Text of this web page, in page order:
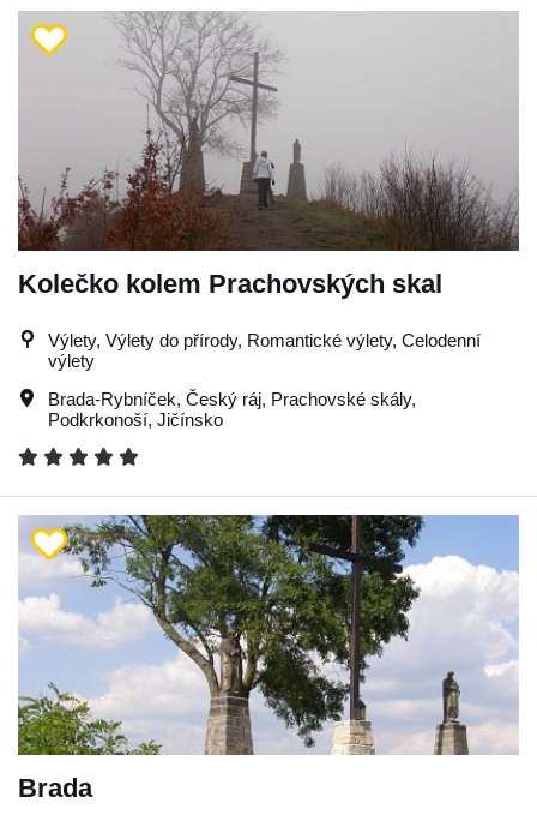
Kolečko kolem Prachovských skal
Výlety, Výlety do přírody, Romantické výlety, Celodenní
výlety
Brada-Rybníček, Český ráj, Prachovské skály,
Podkrkonoší, Jičínsko
Brada